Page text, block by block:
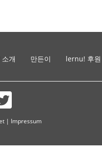
개 만든이 lernu! 후원
| Impressum